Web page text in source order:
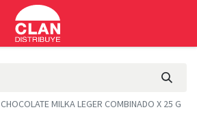
CHOCOLATE MILKA LEGER COMBINADO X 25 G